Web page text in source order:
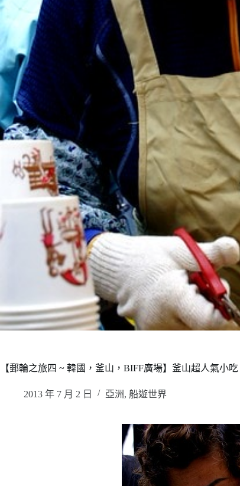
【郵輪之旅四 ~ 韓國，釜山，BIFF廣場】釜山超人氣小
2013 年 7 月 2 日 亞洲, 船遊世界